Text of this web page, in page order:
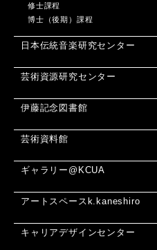
修士課程
博士（後期）課程
日本伝統音楽研究センター
芸術資源研究センター
伊藤記念図書館
芸術資料館
ギャラリー@KCUA
アートスペースk.kaneshiro
キャリアデザインセンター